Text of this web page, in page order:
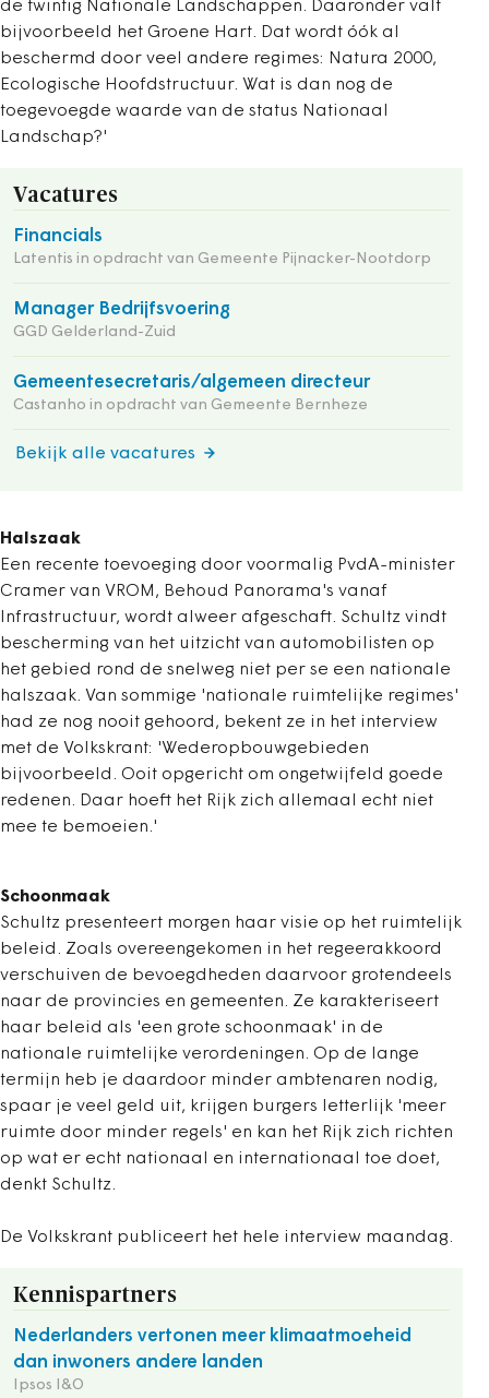
de twintig Nationale Landschappen. Daaronder valt
bijvoorbeeld het Groene Hart. Dat wordt óók al
beschermd door veel andere regimes: Natura 2000,
Ecologische Hoofdstructuur. Wat is dan nog de
toegevoegde waarde van de status Nationaal
Landschap?'
Vacatures
Financials
Latentis in opdracht van Gemeente Pijnacker-Nootdorp
Manager Bedrijfsvoering
GGD Gelderland-Zuid
Gemeentesecretaris/algemeen directeur
Castanho in opdracht van Gemeente Bernheze
Bekijk alle vacatures
Halszaak
Een recente toevoeging door voormalig PvdA-minister
Cramer van VROM, Behoud Panorama's vanaf
Infrastructuur, wordt alweer afgeschaft. Schultz vindt
bescherming van het uitzicht van automobilisten op
het gebied rond de snelweg niet per se een nationale
halszaak. Van sommige 'nationale ruimtelijke regimes'
had ze nog nooit gehoord, bekent ze in het interview
met de Volkskrant: 'Wederopbouwgebieden
bijvoorbeeld. Ooit opgericht om ongetwijfeld goede
redenen. Daar hoeft het Rijk zich allemaal echt niet
mee te bemoeien.'
Schoonmaak
Schultz presenteert morgen haar visie op het ruimtelijk
beleid. Zoals overeengekomen in het regeerakkoord
verschuiven de bevoegdheden daarvoor grotendeels
naar de provincies en gemeenten. Ze karakteriseert
haar beleid als 'een grote schoonmaak' in de
nationale ruimtelijke verordeningen. Op de lange
termijn heb je daardoor minder ambtenaren nodig,
spaar je veel geld uit, krijgen burgers letterlijk 'meer
ruimte door minder regels' en kan het Rijk zich richten
op wat er echt nationaal en internationaal toe doet,
denkt Schultz.
De Volkskrant publiceert het hele interview maandag.
Kennispartners
Nederlanders vertonen meer klimaatmoeheid
dan inwoners andere landen
Ipsos I&O